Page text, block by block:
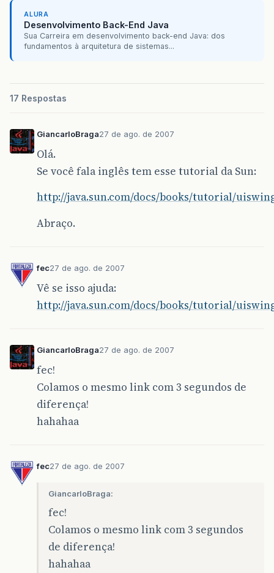
ALURA
Desenvolvimento Back-End Java
Sua Carreira em desenvolvimento back-end Java: dos
fundamentos à arquitetura de sistemas...
17 Respostas
GiancarloBraga27 de ago. de 2007
Olá.
Se você fala inglês tem esse tutorial da Sun:
http://java.sun.com/docs/books/tutorial/
Abraço.
fec27 de ago. de 2007
Vê se isso ajuda:
http://java.sun.com/docs/books/tutorial/
GiancarloBraga27 de ago. de 2007
fec!
Colamos o mesmo link com 3 segundos de
diferença!
hahahaa
fec27 de ago. de 2007
GiancarloBraga:
fec!
Colamos o mesmo link com 3 segundos
de diferença!
hahahaa